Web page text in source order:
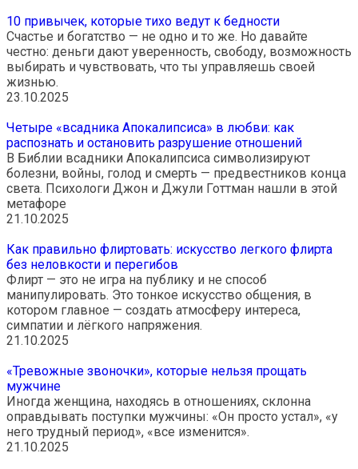
10 привычек, которые тихо ведут к бедности
Счастье и богатство — не одно и то же. Но давайте
честно: деньги дают уверенность, свободу, возможность
выбирать и чувствовать, что ты управляешь своей
жизнью.
23.10.2025
Четыре «всадника Апокалипсиса» в любви: как
распознать и остановить разрушение отношений
В Библии всадники Апокалипсиса символизируют
болезни, войны, голод и смерть — предвестников конца
света. Психологи Джон и Джули Готтман нашли в этой
метафоре
21.10.2025
Как правильно флиртовать: искусство легкого флирта
без неловкости и перегибов
Флирт — это не игра на публику и не способ
манипулировать. Это тонкое искусство общения, в
котором главное — создать атмосферу интереса,
симпатии и лёгкого напряжения.
21.10.2025
«Тревожные звоночки», которые нельзя прощать
мужчине
Иногда женщина, находясь в отношениях, склонна
оправдывать поступки мужчины: «Он просто устал», «у
него трудный период», «все изменится».
21.10.2025